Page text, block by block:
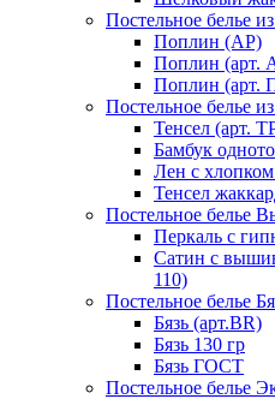
Постельное белье
Поплин (AP)
Поплин (арт.
Поплин (арт.
Постельное белье
Тенсел (арт.
Бамбук
Лен с
Тенсел
Постельное белье
Перкаль с
Сатин с
110)
Постельное белье
Бязь (арт.BR)
Бязь 130 гр
Бязь ГОСТ
Постельное белье